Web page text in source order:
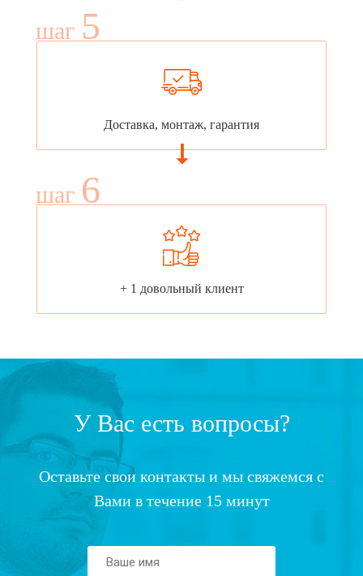
шаг 5
Доставка, монтаж, гарантия
шаг 6
+ 1 довольный клиент
У Вас есть вопросы?
Оставьте свои контакты и мы свяжемся с
Вами в течение 15 минут